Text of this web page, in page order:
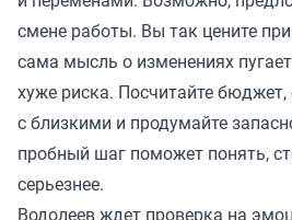
смене работы. Вы так цените
сама мысль о изменениях
хуже риска. Посчитайте бюджет,
с близкими и продумайте
пробный шаг поможет понять,
серьезнее.
Водолеев ждет проверка на